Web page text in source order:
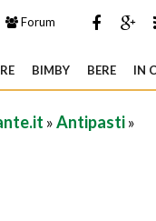
Forum
BIMBY BERE IN
»Antipasti»